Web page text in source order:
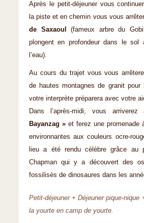
Après le petit-déjeuner vous
la piste et en chemin vous vous
de Saxaoul (fameux arbre du
plongent en profondeur dans le sol
l’eau).
Au cours du trajet vous vous
de hautes montagnes de granit pour
votre interprète préparera avec votre
Dans l’après-midi, vous
Bayanzag » et ferez une promenade
environnantes aux couleurs ocre-
lieu a été rendu célèbre grâce au
Chapman qui y a découvert des
fossilisés de dinosaures dans les
Petit-déjeuner + Déjeuner pique-nique
la yourte en camp de yourte.